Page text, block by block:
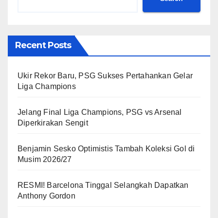
Recent Posts
Ukir Rekor Baru, PSG Sukses Pertahankan Gelar
Liga Champions
Jelang Final Liga Champions, PSG vs Arsenal
Diperkirakan Sengit
Benjamin Sesko Optimistis Tambah Koleksi Gol di
Musim 2026/27
RESMI! Barcelona Tinggal Selangkah Dapatkan
Anthony Gordon